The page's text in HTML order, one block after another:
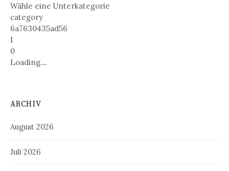
Wähle eine Unterkategorie
category
6a7630435ad56
1
0
Loading....
ARCHIV
August 2026
Juli 2026